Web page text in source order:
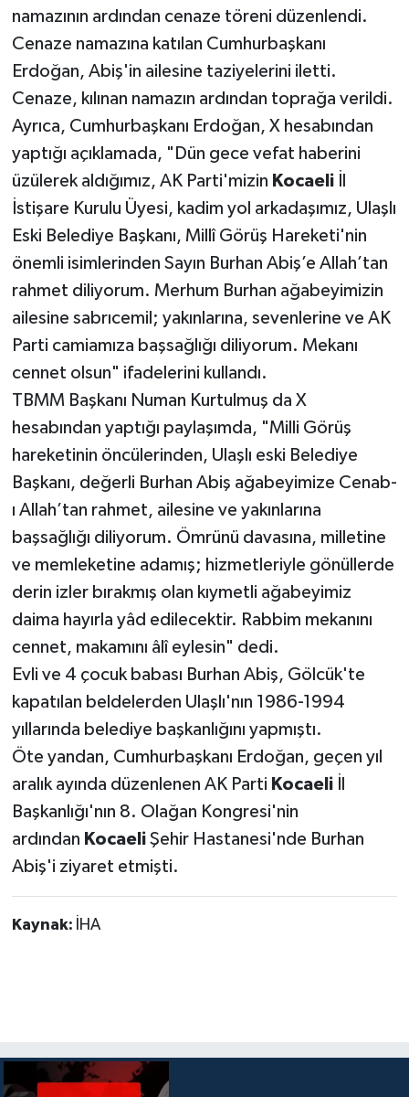
namazının ardından cenaze töreni düzenlendi.
Cenaze namazına katılan Cumhurbaşkanı
Erdoğan, Abiş'in ailesine taziyelerini iletti.
Cenaze, kılınan namazın ardından toprağa verildi.
Ayrıca, Cumhurbaşkanı Erdoğan, X hesabından
yaptığı açıklamada, "Dün gece vefat haberini
üzülerek aldığımız, AK Parti'mizin Kocaeliİl
İstişare Kurulu Üyesi, kadim yol arkadaşımız, Ulaşlı
Eski Belediye Başkanı, Millî Görüş Hareketi'nin
önemli isimlerinden Sayın Burhan Abiş’e Allah’tan
rahmet diliyorum. Merhum Burhan ağabeyimizin
ailesine sabrıcemil; yakınlarına, sevenlerine ve AK
Parti camiamıza başsağlığı diliyorum. Mekanı
cennet olsun" ifadelerini kullandı.
TBMM Başkanı Numan Kurtulmuş da X
hesabından yaptığı paylaşımda, "Milli Görüş
hareketinin öncülerinden, Ulaşlı eski Belediye
Başkanı, değerli Burhan Abiş ağabeyimize Cenab-
ı Allah’tan rahmet, ailesine ve yakınlarına
başsağlığı diliyorum. Ömrünü davasına, milletine
ve memleketine adamış; hizmetleriyle gönüllerde
derin izler bırakmış olan kıymetli ağabeyimiz
daima hayırla yâd edilecektir. Rabbim mekanını
cennet, makamını âlî eylesin" dedi.
Evli ve 4 çocuk babası Burhan Abiş, Gölcük'te
kapatılan beldelerden Ulaşlı'nın 1986-1994
yıllarında belediye başkanlığını yapmıştı.
Öte yandan, Cumhurbaşkanı Erdoğan, geçen yıl
aralık ayında düzenlenen AK Parti Kocaeliİl
Başkanlığı'nın 8. Olağan Kongresi'nin
ardından KocaeliŞehir Hastanesi'nde Burhan
Abiş'i ziyaret etmişti.
Kaynak: İHA